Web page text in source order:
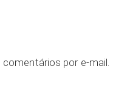
por e-mail.